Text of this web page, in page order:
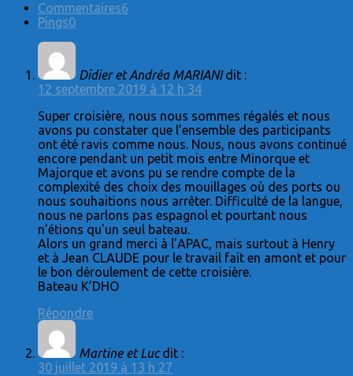
Commentaires6
Pings0
Didier et Andréa MARIANI dit :
12 septembre 2019 à 12 h 34
Super croisière, nous nous sommes régalés et nous
avons pu constater que l’ensemble des participants
ont été ravis comme nous. Nous, nous avons continué
encore pendant un petit mois entre Minorque et
Majorque et avons pu se rendre compte de la
complexité des choix des mouillages où des ports ou
nous souhaitions nous arrêter. Difficulté de la langue,
nous ne parlons pas espagnol et pourtant nous
n’étions qu’un seul bateau.
Alors un grand merci à l’APAC, mais surtout à Henry
et à Jean CLAUDE pour le travail fait en amont et pour
le bon déroulement de cette croisière.
Bateau K’DHO
Répondre
Martine et Luc dit :
30 juillet 2019 à 13 h 27